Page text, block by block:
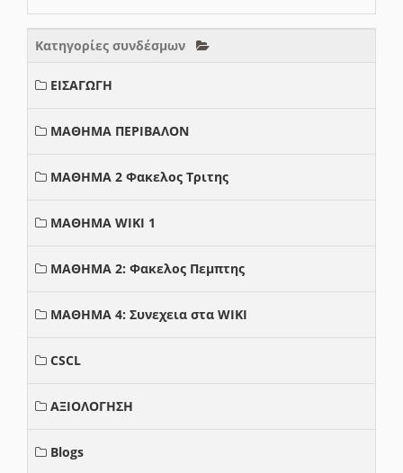
Κατηγορίες συνδέσμων
ΕΙΣΑΓΩΓΗ
ΜΑΘΗΜΑ ΠΕΡΙΒΑΛΟΝ
ΜΑΘΗΜΑ 2 Φακελος Τριτης
ΜΑΘΗΜΑ WIKI 1
ΜΑΘΗΜΑ 2: Φακελος Πεμπτης
ΜΑΘΗΜΑ 4: Συνεχεια στα WIKI
CSCL
ΑΞΙΟΛΟΓΗΣΗ
Blogs